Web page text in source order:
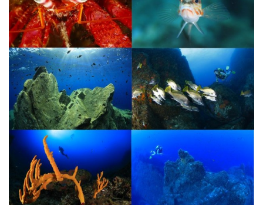
Maintien des acquis
Guide de palanquée N4
Initiateur
Moniteur Fédéral
Organisation
Responsables
Fosse
Sorties techniques
APNEE
SORTIES